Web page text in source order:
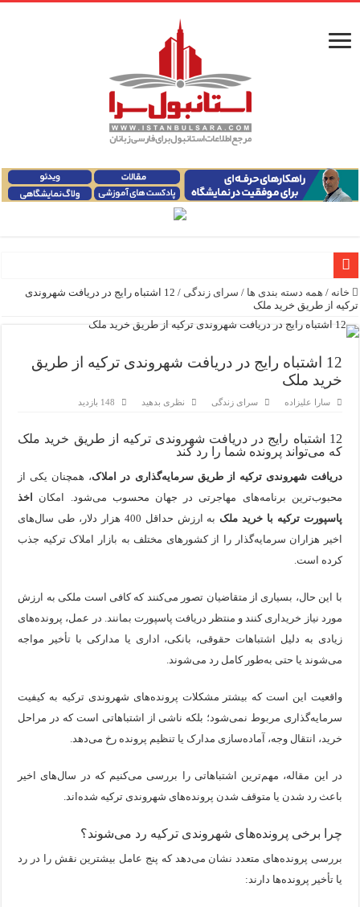
راهنمای فرودگاه‌های استانبول (فاصله و هزینه حمل و نقل
معرفی ۱۶ مسیر برتر کشتی استانبول | راهنمای کامل کشتی‌سواری در بسفر
اپلیکیشن KarDes؛ راهنمای رایگان کشف تاریخ و فرهنگ پنهان ترکیه
مرکز خرید پولات استانبول | تجربه‌ای متفاوت از خرید و سبک
ویژگی‌های رفتاری و اجتماعی در زبان ترکی استانبولی
ویژگی‌های منفی شخصیت در زبان ترکی استانبولی
ویژگی‌های مثبت شخصیت در زبان ترکی استانبولی
موزه افسانه‌های کارتال استانبول؛ سفری به دنیای قصه‌ها در
موزه ساعت کاخ توپکاپی استانبول
خانه / همه دسته بندی ها / سرای زندگی /
12 اشتباه رایج در دریافت شهروندی
ترکیه از طریق خرید ملک
12 اشتباه رایج در دریافت شهروندی ترکیه از طریق
خرید ملک
سارا علیزاده سرای زندگی نظری بدهید 148 بازدید
12 اشتباه رایج در دریافت شهروندی ترکیه از طریق خرید ملک
که می‌تواند پرونده شما را رد کند
دریافت شهروندی ترکیه از طریق سرمایه‌گذاری در املاک، همچنان یکی از
محبوب‌ترین برنامه‌های مهاجرتی در جهان محسوب می‌شود. امکان اخذ
پاسپورت ترکیه با خرید ملک
به ارزش حداقل 400 هزار دلار، طی سال‌های
اخیر هزاران سرمایه‌گذار را از کشورهای مختلف به بازار املاک ترکیه جذب
کرده است.
با این حال، بسیاری از متقاضیان تصور می‌کنند که کافی است ملکی به ارزش
مورد نیاز خریداری کنند و منتظر دریافت پاسپورت بمانند. در عمل، پرونده‌های
زیادی به دلیل اشتباهات حقوقی، بانکی، اداری یا مدارکی با تأخیر مواجه
می‌شوند یا حتی به‌طور کامل رد می‌شوند.
واقعیت این است که بیشتر مشکلات پرونده‌های شهروندی ترکیه به کیفیت
سرمایه‌گذاری مربوط نمی‌شود؛ بلکه ناشی از اشتباهاتی است که در مراحل
خرید، انتقال وجه، آماده‌سازی مدارک یا تنظیم پرونده رخ می‌دهد.
در این مقاله، مهم‌ترین اشتباهاتی را بررسی می‌کنیم که در سال‌های اخیر
باعث رد شدن یا متوقف شدن پرونده‌های شهروندی ترکیه شده‌اند.
چرا برخی پرونده‌های شهروندی ترکیه رد می‌شوند؟
بررسی پرونده‌های متعدد نشان می‌دهد که پنج عامل بیشترین نقش را در رد
یا تأخیر پرونده‌ها دارند: